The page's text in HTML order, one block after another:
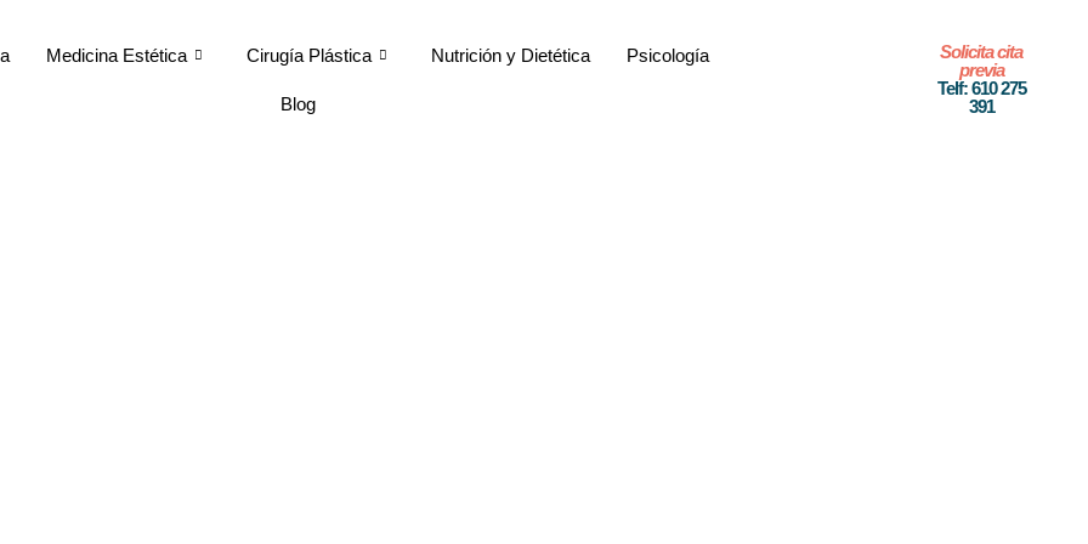
Medicina Estética Cirugía Plástica Nutrición y Dietética Psicología
Blog
Solicita cita
previa
Telf: 610 275
391